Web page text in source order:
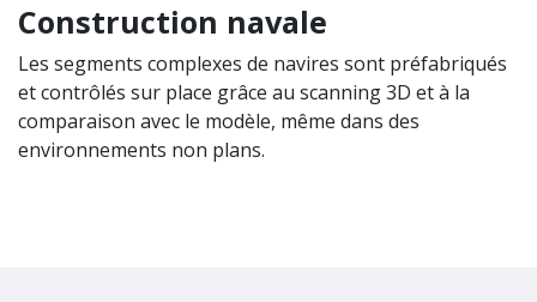
Construction navale
Les segments complexes de navires sont préfabriqués
et contrôlés sur place grâce au scanning 3D et à la
comparaison avec le modèle, même dans des
environnements non plans.